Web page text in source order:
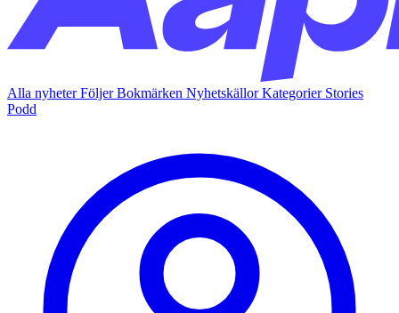
Alla nyheterFöljerBokmärken NyhetskällorKategorier Stories
Podd